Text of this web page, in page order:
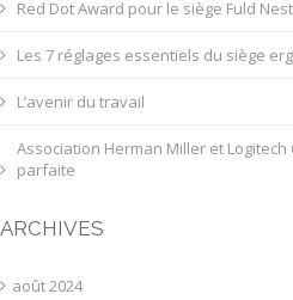
Red Dot Award pour le siège Fuld
Les 7 réglages essentiels du siège
L’avenir du travail
Association Herman Miller et
parfaite
ARCHIVES
août 2024